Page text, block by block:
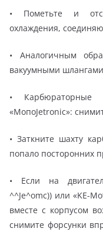
• Пометьте и
охлаждения,
• Аналогичным
вакуумными
• Карбюраторные
«МопоJetronic»:
• Заткните шахту
попало посторонних
• Если на
^^Je^omc)) или «KE-
вместе с корпусом
снимите форсунки